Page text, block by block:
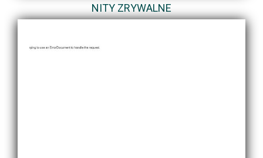
NITY ZRYWALNE